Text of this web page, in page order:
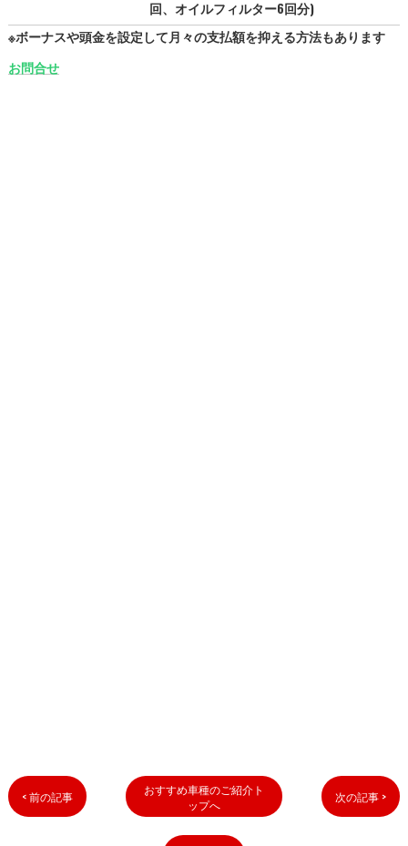
回、オイルフィルター6回分)
※ボーナスや頭金を設定して月々の支払額を抑える方法もあります
お問合せ
< 前の記事
おすすめ車種のご紹介ト
ップへ
次の記事 >